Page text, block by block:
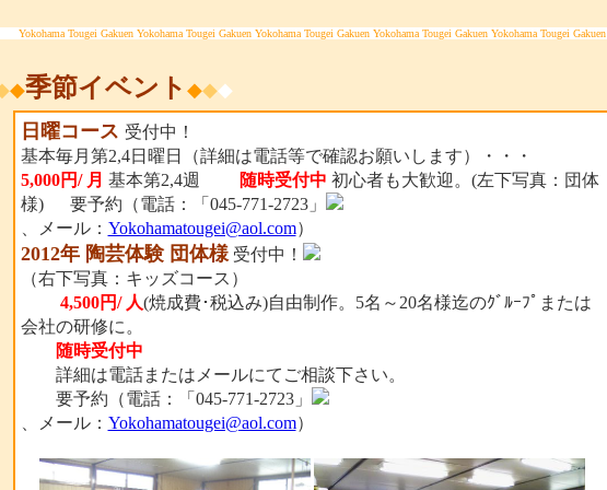
Yokohama Tougei Gakuen Yokohama Tougei Gakuen Yokohama Tougei Gakuen Yokohama Tougei Gakuen Yokohama Tougei Gakuen
◆季節イベント ◆◆◆
日曜コース 受付中！
基本毎月第2,4日曜日（詳細は電話等で確認お願いします）・・・
5,000円/ 月 基本第2,4週 随時受付中 初心者も大歓迎。(左下写真：団体
様) 要予約（電話：「045-771-2723」
、メール： Yokohamatougei@aol.com）
2012年 陶芸体験 団体様 受付中！
（右下写真：キッズコース）
4,500円/ 人(焼成費･税込み)自由制作。5名～20名様迄のｸﾞﾙｰﾌﾟまたは
会社の研修に。
随時受付中
詳細は電話またはメールにてご相談下さい。
要予約（電話：「045-771-2723」
、メール： Yokohamatougei@aol.com）